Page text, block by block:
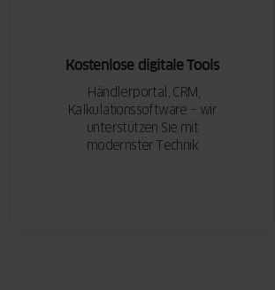
Kostenlose digitale Tools
Händlerportal, CRM,
Kalkulationssoftware – wir
unterstützen Sie mit
modernster Technik